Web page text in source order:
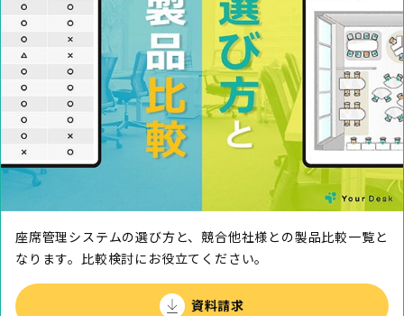
座席管理システムの選び方と、競合他社様との製品⽐較⼀覧と
なります。⽐較検討にお役⽴てください。
資料請求